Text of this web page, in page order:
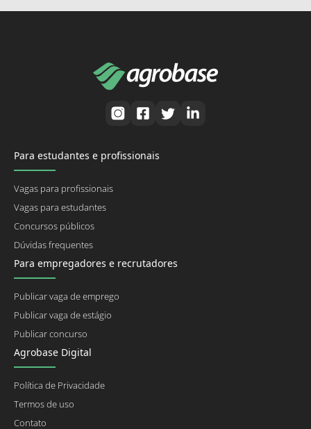
Para estudantes e profissionais
Vagas para profissionais
Vagas para estudantes
Concursos públicos
Dúvidas frequentes
Para empregadores e recrutadores
Publicar vaga de emprego
Publicar vaga de estágio
Publicar concurso
Agrobase Digital
Política de Privacidade
Termos de uso
Contato